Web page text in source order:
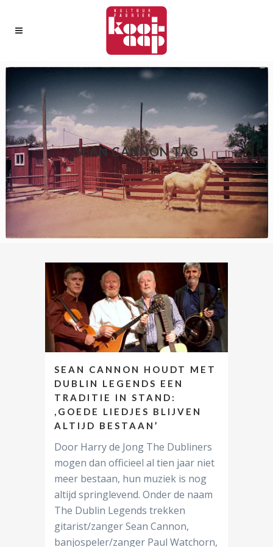
SEAN CANNON TAG
SEAN CANNON HOUDT MET
DUBLIN LEGENDS EEN
TRADITIE IN STAND:
,GOEDE LIEDJES BLIJVEN
ALTIJD BESTAAN’
Door Harry de Jong The Dubliners
mogen dan officieel al tien jaar niet
meer bestaan, hun muziek is nog
altijd springlevend. Onder de naam
The Dublin Legends trekken
gitarist/zanger Sean Cannon,
banjospeler/zanger Paul Watchorn,